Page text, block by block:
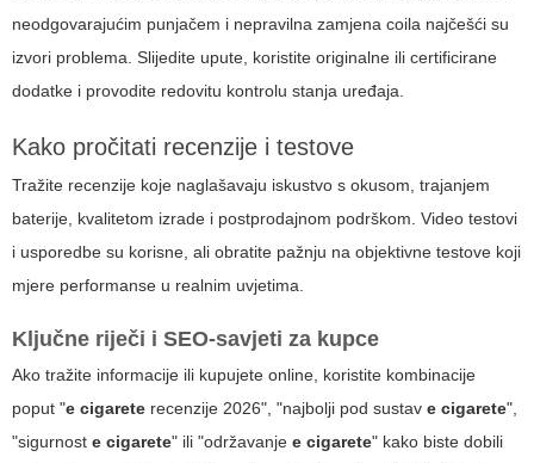
neodgovarajućim punjačem i nepravilna zamjena coila najčešći su
izvori problema. Slijedite upute, koristite originalne ili certificirane
dodatke i provodite redovitu kontrolu stanja uređaja.
Kako pročitati recenzije i testove
Tražite recenzije koje naglašavaju iskustvo s okusom, trajanjem
baterije, kvalitetom izrade i postprodajnom podrškom. Video testovi
i usporedbe su korisne, ali obratite pažnju na objektivne testove koji
mjere performanse u realnim uvjetima.
Ključne riječi i SEO-savjeti za kupce
Ako tražite informacije ili kupujete online, koristite kombinacije
poput "e cigarete recenzije 2026", "najbolji pod sustav e cigarete",
"sigurnost e cigarete" ili "održavanje e cigarete" kako biste dobili